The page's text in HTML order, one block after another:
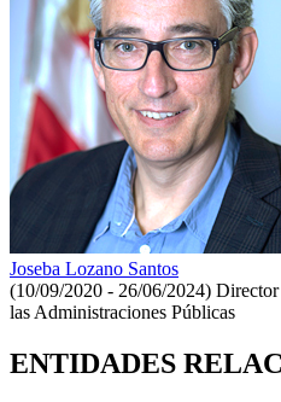
Joseba Lozano Santos
(10/09/2020 - 26/06/2024)
las Administraciones Públicas
ENTIDADES